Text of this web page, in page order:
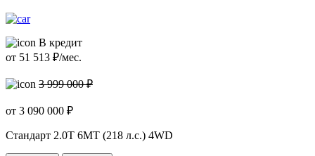
В кредит
от 51 513 ₽/мес.
3 999 000 ₽
от 3 090 000 ₽
Стандарт 2.0T 6MT (218 л.с.) 4WD